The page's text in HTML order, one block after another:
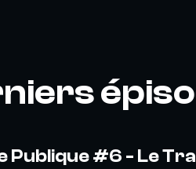
Publique #6 - Le